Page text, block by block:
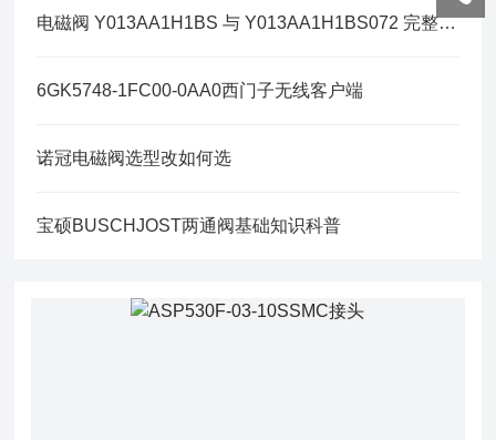
电磁阀 Y013AA1H1BS 与 Y013AA1H1BS072 完整区别
6GK5748-1FC00-0AA0西门子无线客户端
诺冠电磁阀选型改如何选
宝硕BUSCHJOST两通阀基础知识科普